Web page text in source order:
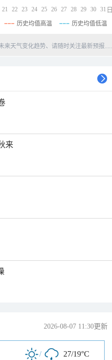
21 22 23 24 25 26 27 28 29 30 31 日
历史均值高温 历史均值低温
来天气变化趋势、请随时关注最新预报.....
来
2026-08-07 11:30更新
/ 27/19°C